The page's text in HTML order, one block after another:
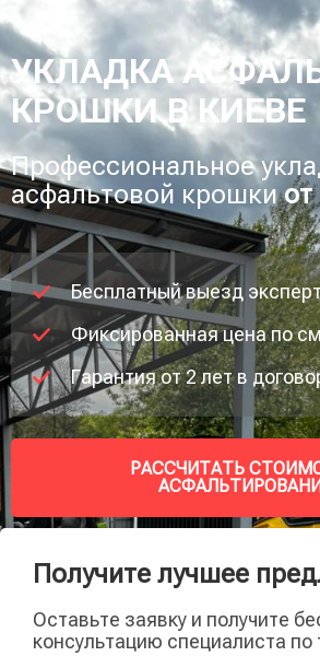
УКЛАДКА
КРОШКИ В КИЕВЕ
Профессиональное
асфальтовой крошкиот
Бесплатный выезд
Фиксированная цена по
Гарантия от 2 лет в
РАССЧИТАТЬ
Получите лучшее
Оставьте заявку и получите
консультацию специалиста по